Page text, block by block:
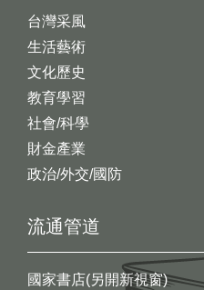
台灣采風
生活藝術
文化歷史
教育學習
社會/科學
財金產業
政治/外交/國防
流通管道
國家書店(另開新視窗)